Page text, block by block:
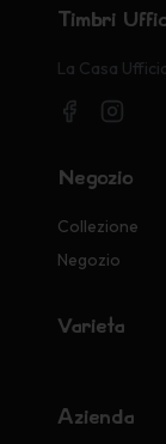
Timbri
La Casa
Negozio
Collezione
Negozio
Varietà
Azienda